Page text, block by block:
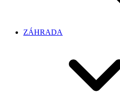
ZÁHRADA